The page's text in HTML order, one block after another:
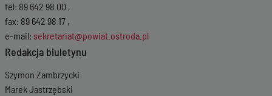
tel: 89 642 98 00 ,
fax: 89 642 98 17 ,
e-mail: sekretariat@powiat.ostroda.pl
Redakcja biuletynu
Szymon Zambrzycki
Marek Jastrzębski